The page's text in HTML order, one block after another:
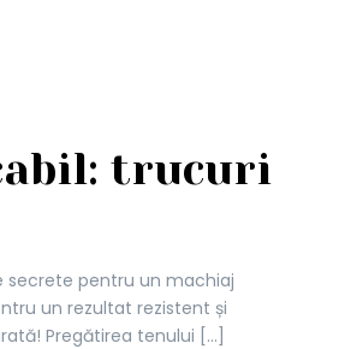
trucuri
secrete pentru un machiaj
un rezultat rezistent și
Pregătirea tenului […]